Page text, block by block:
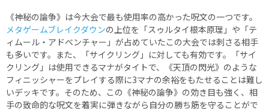
《神秘の論争》は今大会で最も使用率の高かった呪文の一つです。
メタゲームブレイクダウンの上位を「スゥルタイ根本原理」や「テ
ィムール・アドベンチャー」が占めていたこの大会では刺さる相手
も多いです。また、「サイクリング」に対しても有効です。「サイ
クリング」は使用できるマナがタイトで、《天頂の閃光》のような
フィニッシャーをプレイする際に3マナの余裕をもたせることは難し
いデッキです。そのため、この《神秘の論争》の効き目も強く、相
手の致命的な呪文を着実に弾きながら自分の勝ち筋を守ることがで